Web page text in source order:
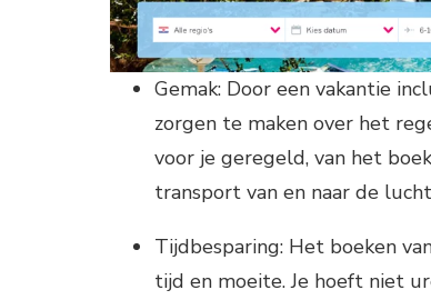
Gemak: Door een vakantie
zorgen te maken over het
voor je geregeld, van het
transport van en naar de
Tijdbesparing: Het boeken
tijd en moeite. Je hoeft niet